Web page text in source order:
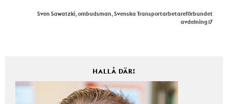
Sven Sawatzki, ombudsman, Svenska Transportarbetareförbundet
avdelning 17
HALLÅ DÄR!